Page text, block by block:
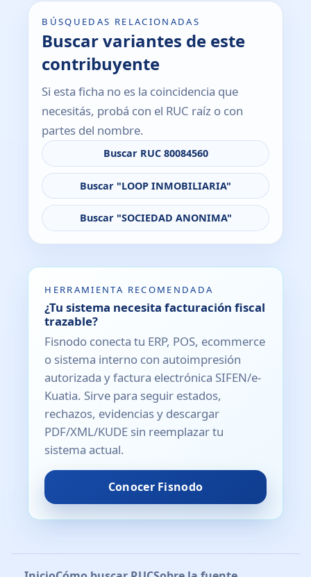
BÚSQUEDAS RELACIONADAS
Buscar variantes de este
contribuyente
Si esta ficha no es la coincidencia que
necesitás, probá con el RUC raíz o con
partes del nombre.
Buscar RUC 80084560
Buscar "LOOP INMOBILIARIA"
Buscar "SOCIEDAD ANONIMA"
HERRAMIENTA RECOMENDADA
¿Tu sistema necesita facturación fiscal
trazable?
Fisnodo conecta tu ERP, POS, ecommerce
o sistema interno con autoimpresión
autorizada y factura electrónica SIFEN/e-
Kuatia. Sirve para seguir estados,
rechazos, evidencias y descargar
PDF/XML/KUDE sin reemplazar tu
sistema actual.
Conocer Fisnodo